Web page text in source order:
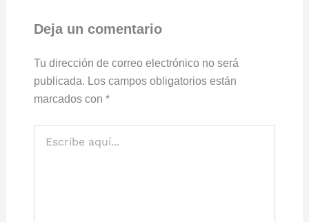
Deja un comentario
Tu dirección de correo electrónico no será
publicada. Los campos obligatorios están
marcados con *
aquí...